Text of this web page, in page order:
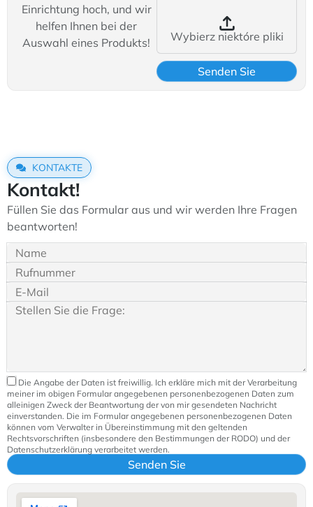
Einrichtung hoch, und wir
helfen Ihnen bei der
Auswahl eines Produkts!
Wybierz niektóre pliki
KONTAKTE
Kontakt!
Füllen Sie das Formular aus und wir werden Ihre Fragen
beantworten!
Die Angabe der Daten ist freiwillig. Ich erkläre mich mit der Verarbeitung
meiner im obigen Formular angegebenen personenbezogenen Daten zum
alleinigen Zweck der Beantwortung der von mir gesendeten Nachricht
einverstanden. Die im Formular angegebenen personenbezogenen Daten
können vom Verwalter in Übereinstimmung mit den geltenden
Rechtsvorschriften (insbesondere den Bestimmungen der RODO) und der
Datenschutzerklärung verarbeitet werden.